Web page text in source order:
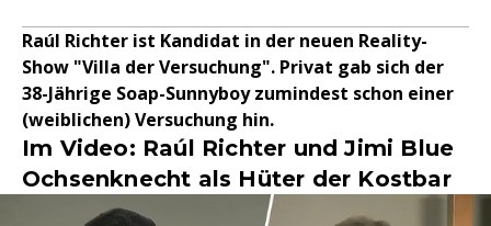
Raúl Richter ist Kandidat in der neuen Reality-
Show "Villa der Versuchung". Privat gab sich der
38-Jährige Soap-Sunnyboy zumindest schon einer
(weiblichen) Versuchung hin.
Im Video: Raúl Richter und Jimi Blue
Ochsenknecht als Hüter der Kostbar